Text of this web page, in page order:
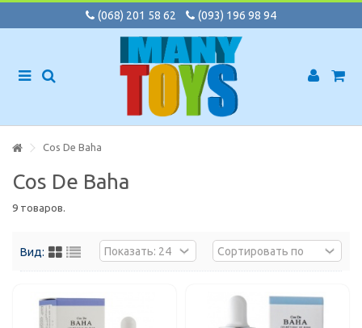
(068) 201 58 62 (093) 196 98 94
Cos De Baha
Cos De Baha
9 товаров.
Вид: